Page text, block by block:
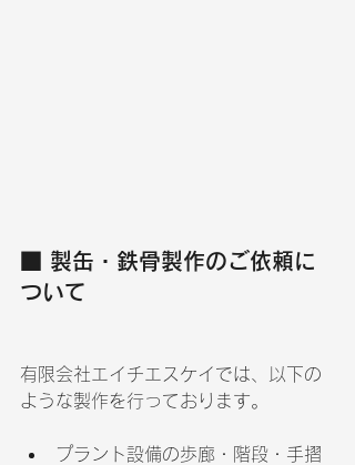
■ 製缶・鉄骨製作のご依頼に
ついて
有限会社エイチエスケイでは、以下の
ような製作を行っております。
プラント設備の歩廊・階段・手摺